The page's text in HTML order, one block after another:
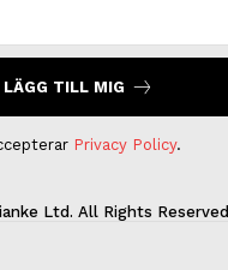
LÄGG TILL MIG
Privacy Policy.
Ltd. All Rights Reserved